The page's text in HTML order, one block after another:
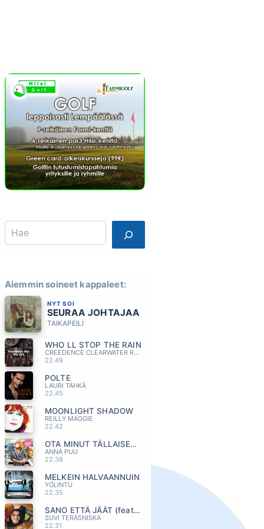
Search
Aiemmin soineet kappaleet:
NYT SOI
SEURAA JOHTAJAA
TAIKAPEILI
WHO LL STOP THE RAIN
CREEDENCE CLEARWATER REVIVAL
22.49
POLTE
LAURI TÄHKÄ
22.45
MOONLIGHT SHADOW
REILLY MAGGIE
22.42
OTA MINUT TÄLLAISENA KUIN OON
ANNA PUU
22.38
MELKEIN HALVAANNUIN
YÖLINTU
22.35
SANO ETTÄ JÄÄT (feat. JONNE AARON)
SUVI TERÄSNISKA
22.31